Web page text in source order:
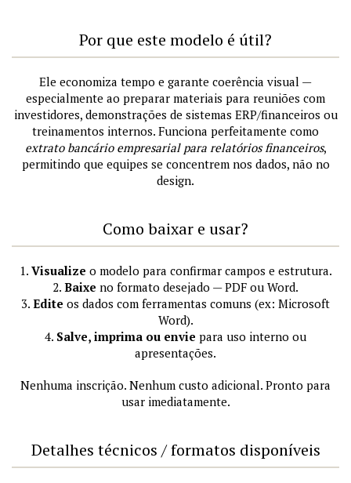
Por que este modelo é útil?
Ele economiza tempo e garante coerência visual —
especialmente ao preparar materiais para reuniões com
investidores, demonstrações de sistemas ERP/financeiros ou
treinamentos internos. Funciona perfeitamente como
extrato bancário empresarial para relatórios financeiros,
permitindo que equipes se concentrem nos dados, não no
design.
Como baixar e usar?
1. Visualize o modelo para confirmar campos e estrutura.
2. Baixe no formato desejado — PDF ou Word.
3. Edite os dados com ferramentas comuns (ex: Microsoft
Word).
4. Salve, imprima ou envie para uso interno ou
apresentações.
Nenhuma inscrição. Nenhum custo adicional. Pronto para
usar imediatamente.
Detalhes técnicos / formatos disponíveis